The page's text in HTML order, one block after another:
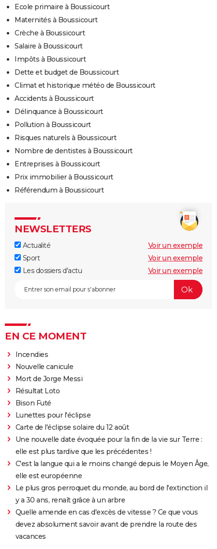
Ecole primaire à Boussicourt
Maternités à Boussicourt
Crèche à Boussicourt
Salaire à Boussicourt
Impôts à Boussicourt
Dette et budget de Boussicourt
Climat et historique météo de Boussicourt
Accidents à Boussicourt
Délinquance à Boussicourt
Pollution à Boussicourt
Risques naturels à Boussicourt
Nombre de dentistes à Boussicourt
Entreprises à Boussicourt
Prix immobilier à Boussicourt
Référendum à Boussicourt
NEWSLETTERS
Actualité
Voir un exemple
Sport
Voir un exemple
Les dossiers d'actu
Voir un exemple
EN CE MOMENT
Incendies
Nouvelle canicule
Mort de Jorge Messi
Résultat Loto
Bison Futé
Lunettes pour l'éclipse
Carte de l'éclipse solaire du 12 août
Une nouvelle date évoquée pour la fin de la vie sur Terre :
elle est plus tardive que les précédentes !
C'est la langue qui a le moins changé depuis le Moyen Âge,
elle est européenne
Le plus gros perroquet du monde, au bord de l'extinction il
y a 30 ans, renaît grâce à un arbre
Quelle amende en cas d'excès de vitesse ? Ce que vous
devez absolument savoir avant de prendre la route des
vacances